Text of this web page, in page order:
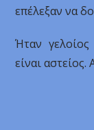
επέλεξαν να
Ήταν
είναι